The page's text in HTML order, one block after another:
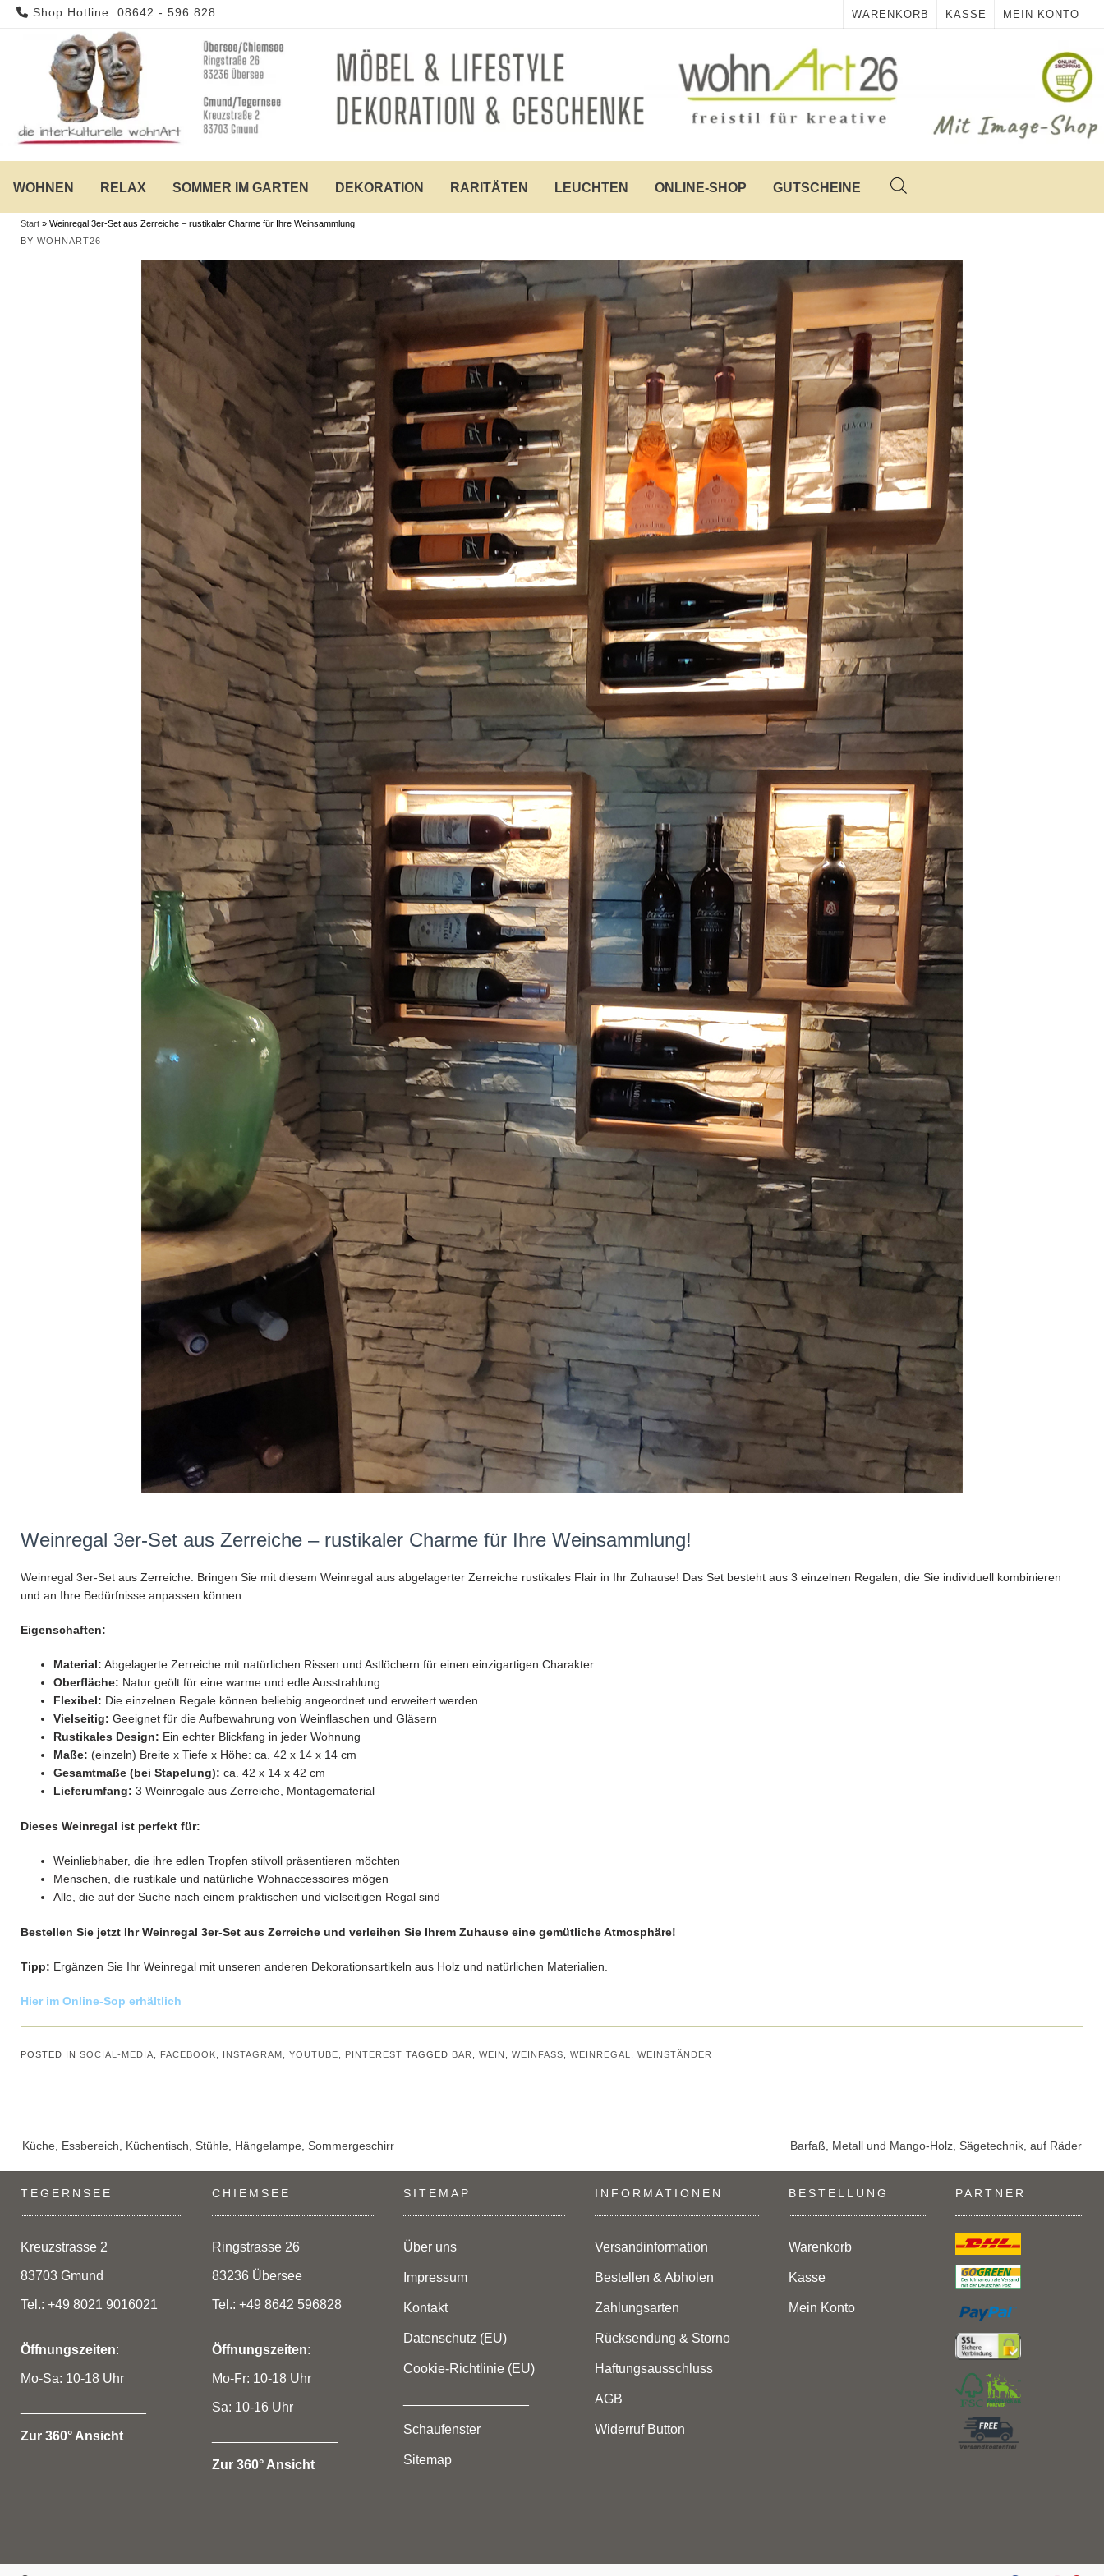
Skip
Shop Hotline: 08642 - 596 828 WARENKORB KASSE MEIN KONTO
WOHNEN RELAX SOMMER IM GARTEN DEKORATION RARITÄTEN LEUCHTEN ONLINE-SHOP GUTSCHEINE
Start » Weinregal 3er-Set aus Zerreiche – rustikaler Charme für Ihre Weinsammlung
BY WOHNART26
Weinregal 3er-Set aus Zerreiche – rustikaler Charme für Ihre Weinsammlung!
Weinregal 3er-Set aus Zerreiche. Bringen Sie mit diesem Weinregal aus abgelagerter Zerreiche rustikales Flair in Ihr Zuhause! Das Set besteht aus 3 einzelnen Regalen, die Sie individuell kombinieren
und an Ihre Bedürfnisse anpassen können.
Eigenschaften:
Material: Abgelagerte Zerreiche mit natürlichen Rissen und Astlöchern für einen einzigartigen Charakter
Oberfläche: Natur geölt für eine warme und edle Ausstrahlung
Flexibel: Die einzelnen Regale können beliebig angeordnet und erweitert werden
Vielseitig: Geeignet für die Aufbewahrung von Weinflaschen und Gläsern
Rustikales Design: Ein echter Blickfang in jeder Wohnung
Maße: (einzeln) Breite x Tiefe x Höhe: ca. 42 x 14 x 14 cm
Gesamtmaße (bei Stapelung): ca. 42 x 14 x 42 cm
Lieferumfang: 3 Weinregale aus Zerreiche, Montagematerial
Dieses Weinregal ist perfekt für:
Weinliebhaber, die ihre edlen Tropfen stilvoll präsentieren möchten
Menschen, die rustikale und natürliche Wohnaccessoires mögen
Alle, die auf der Suche nach einem praktischen und vielseitigen Regal sind
Bestellen Sie jetzt Ihr Weinregal 3er-Set aus Zerreiche und verleihen Sie Ihrem Zuhause eine gemütliche Atmosphäre!
Tipp: Ergänzen Sie Ihr Weinregal mit unseren anderen Dekorationsartikeln aus Holz und natürlichen Materialien.
Hier im Online-Sop erhältlich
POSTED IN SOCIAL-MEDIA, FACEBOOK, INSTAGRAM, YOUTUBE, PINTEREST TAGGED BAR WEIN WEINFASS WEINREGAL WEINSTÄNDER
navigation
Küche, Essbereich, Küchentisch, Stühle, Hängelampe, Sommergeschirr Barfaß, Metall und Mango-Holz, Sägetechnik, auf Räder
TEGERNSEE
Kreuzstrasse 2
83703 Gmund
Tel.: +49 8021 9016021
Öffnungszeiten:
Mo-Sa: 10-18 Uhr
Zur 360° Ansicht
CHIEMSEE
Ringstrasse 26
83236 Übersee
Tel.: +49 8642 596828
Öffnungszeiten:
Mo-Fr: 10-18 Uhr
Sa: 10-16 Uhr
Zur 360° Ansicht
SITEMAP
Über uns
Impressum
Kontakt
Datenschutz (EU)
Cookie-Richtlinie (EU)
Schaufenster
Sitemap
INFORMATIONEN
Versandinformation
Bestellen & Abholen
Zahlungsarten
Rücksendung & Storno
Haftungsausschluss
AGB
Widerruf Button
BESTELLUNG
Warenkorb
Kasse
Mein Konto
PARTNER